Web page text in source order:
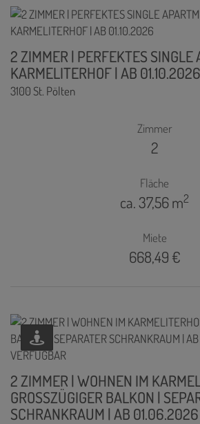
2 ZIMMER | PERFEKTES SINGLE
KARMELITERHOF | AB 01.10.2026
3100 St. Pölten
Zimmer
2
Fläche
ca. 37,56 m2
Miete
668,49 €
2 ZIMMER | WOHNEN IM
GROSSZÜGIGER BALKON |
SCHRANKRAUM | AB